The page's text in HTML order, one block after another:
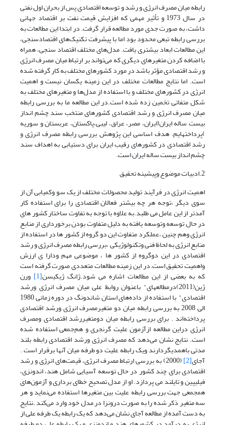
رابطه میان مصرف انرژی و رشد و توسعه اقتصادی پس از بحران اول نفتی
در سال 1973 و تأثیر مهمی که افزایش قیمت نفت بر اقتصاد جهانی
داشت، به صورت جدی مورد مطالعه قرار گرفت. در ابتدا این مطالعات به
بررسی رابطه تبعی محدود بود اما با پیشرفت تکنیک‌های اقتصادسنجی،
این مطالعات ابعاد بیشتری یافت. مدل‌های مختلف اقتصاد سنجی، همراه
با اضافه کردن متغیرهای دیگری که می‌تواند بر ارتباط میان مصرف انرژی
و رشد اقتصادی مؤثر باشد در مورد کشورهای مختلف به کار گرفته شده
است. اما نتایج مطالعات مختلف در این زمینه یکسان نیست و اهمیت
انرژی در کشورهای مختلف و با استفاده از مدل‌ها و متغیرهای مختلف به
شکل متفاتی تخمین زده شده است.در این مطالعه ما به بررسی رابطه
میان مصرف انرژی و رشد اقتصادی کشورهای منتخب سند چشم انداز
بیست ساله ایران(ایران، مصر، عراق، لیبی،پاکستان، عربستان و سوریه
)پرداخته­ایم. هدف اساسی این پژوهش بررسی رابطه مصرف انرژی و
رشد اقتصادی در کشورهای رقیب ایران برای دستیابی به اهداف سند
چشم انداز بیست ساله ایران است.
2.ادبیات موضوع وپیشینه تحقیق
اهمیت انرژی در فرآیند تولید محصولات مختلف از یک سو وکمیابی آن از
سوی دیگر ،توجه هر چه بیشتر فعالان اقتصادی را برای استفاده کار
آمدتر از این عامل می طلبد.به علاوه با توجه به تفاوت ساختار کشور های
در حال توسعه وتوسعه یافته به دلیل متفاوت بودن برخورداری از منابع
انرژی وهم چنین ،عملکرد متفاوت این دو گروه از کشور ها در استفاده از
منابع انرژی به لحاظ فنی وتکنولوژیکی ،بررسی رابطه مصرف انرژی و رشد
اقتصادی در این دوگروه از کشور ها ، موضوعی مهم ودارا ی ارزش
واهمیت تحقیق است.در این زمینه مطالعات متعددی صورت گرفته است
که به بعضی از این مطالعات اشاره می شود.ژانگ ژیکیسن[1] ورن
ژین(2011)درمطالعه­ای" باعنوان روابط علی میان مصرف انرژی ورشد
اقتصادی" با استفاده از داده‌های استان شاندونگ در دوره زمانی 1980
الی 2008 به بررسی رابطه میان دو متغیرمصرف انرژی ورشد اقتصادی
پرداخته‌اند . برای بررسی رابطه میان دومتغیررشد اقتصادی ومصرف
انرژی دراین مطالعه ازآزمون علیت گرنجری و هم‌جمعی استفاده شده
است. نتایج نشان می‌دهد که مصرف انرژی ورشد اقتصادی رابطه بلند
مدتی باهمدیگردارند ویک رابطه علیت دو طرفه میان آنها برقرار است .
آجای[2] (2000) به بررسی ارتباط مصرف انرژی، قیمت‌های انرژی و رشد
اقتصادی برای چند کشور در حال توسعه آسیایی شامل هند، اندونزی،
فیلیپین و تایلند می پردازد. او از مدل تصحیح خطای برداری و آزمون‌های
همجمعی جهت بررسی رابطه علیت بین متغیرها استفاده می‌نماید و هر
سه متغیر ذکر شده را به صورت درونزا در مدل خود وارد می‌کند .نتایج
به دست آمده از مطالعه آجای نشان می‌دهد که یک رابطه یک طرفه علی از